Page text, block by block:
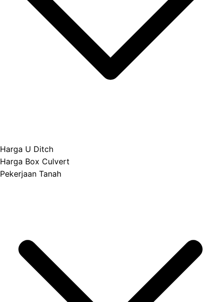
Harga U Ditch
Harga Box Culvert
Pekerjaan Tanah